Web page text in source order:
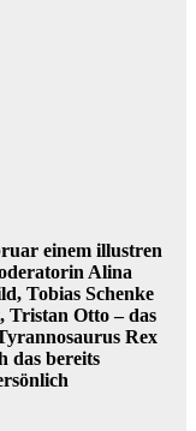
einem illustren
Alina
Tobias Schenke
Tristan Otto – das
Rex
das bereits